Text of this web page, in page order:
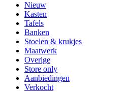
Nieuw
Kasten
Tafels
Banken
Stoelen & krukjes
Maatwerk
Overige
Store only
Aanbiedingen
Verkocht